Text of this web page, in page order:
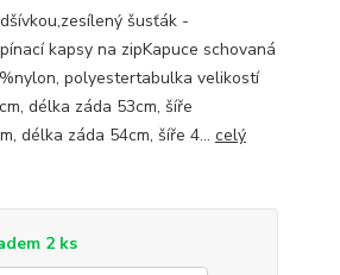
šusťák -
kapsy na zipKapuce schovaná
polyestertabulka velikostí
délka záda 53cm, šíře
délka záda 54cm, šíře 4... celý
2 ks